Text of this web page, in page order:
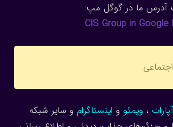
آدرس ما در گوگل مپ:
CIS Group in Google
آپارات ، ویمئو و اینستاگرام و سایر شبکه